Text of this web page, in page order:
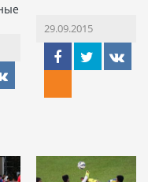
29.09.2015